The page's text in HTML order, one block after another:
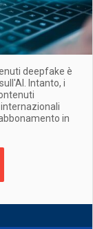
deepfake è
Intanto, i
in